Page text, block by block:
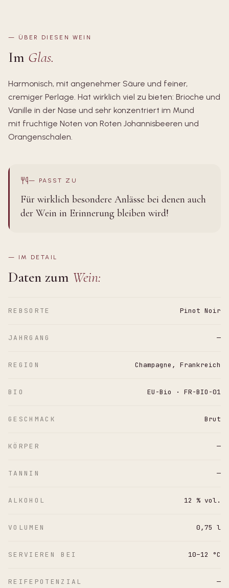
— ÜBER DIESEN WEIN
Im Glas.
Harmonisch, mit angenehmer Säure und feiner,
cremiger Perlage. Hat wirklich viel zu bieten: Brioche und
Vanille in der Nase und sehr konzentriert im Mund
mit fruchtige Noten von Roten Johannisbeeren und
Orangenschalen.
— PASST ZU
Für wirklich besondere Anlässe bei denen auch
der Wein in Erinnerung bleiben wird!
— IM DETAIL
Daten zum Wein:
REBSORTE Pinot Noir
JAHRGANG —
REGION Champagne, Frankreich
BIO EU-Bio · FR-BIO-01
GESCHMACK Brut
KÖRPER —
TANNIN —
ALKOHOL 12 % vol.
VOLUMEN 0,75 l
SERVIEREN BEI 10–12 °C
REIFEPOTENZIAL —